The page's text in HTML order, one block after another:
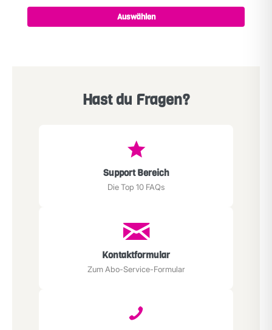
Auswählen
Hast du Fragen?
Support Bereich
Die Top 10 FAQs
Kontaktformular
Zum Abo-Service-Formular